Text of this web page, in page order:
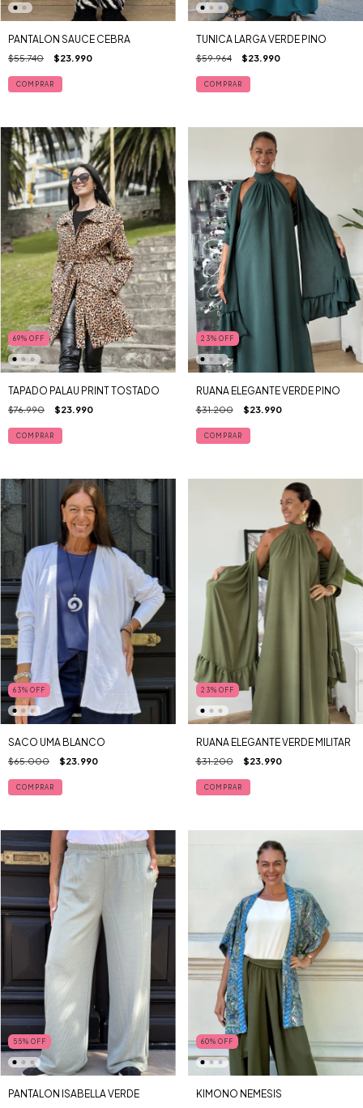
PANTALON SAUCE CEBRA
$55.740 $23.990
COMPRAR
TUNICA LARGA VERDE PINO
$59.964 $23.990
69% OFF
TAPADO PALAU PRINT TOSTADO
$76.990 $23.990
COMPRAR
23% OFF
RUANA ELEGANTE VERDE PINO
$31.200 $23.990
63% OFF
SACO UMA BLANCO
$65.000 $23.990
23% OFF
RUANA ELEGANTE VERDE MILITAR
$31.200 $23.990
55% OFF
PANTALON ISABELLA VERDE
60% OFF
KIMONO NEMESIS